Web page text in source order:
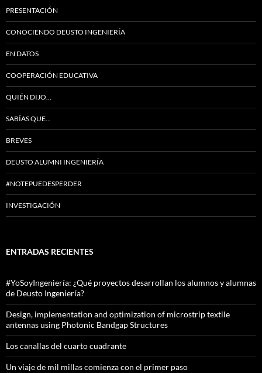
PRESENTACIÓN
CONOCIENDO DEUSTO INGENIERÍA
EN DATOS
COOPERACIÓN EDUCATIVA
QUIÉN DIJO…
SABÍAS QUE…
BREVES
DEUSTO ALUMNI INGENIERÍA
#NOTEPUEDESPERDER
INVESTIGACIÓN
ENTRADAS RECIENTES
#YoSoyIngeniería: ¿Qué proyectos desarrollan los alumnos y alumnas
de Deusto Ingeniería?
Design, implementation and optimization of microstrip textile
antennas using Photonic Bandgap Structures
Los canallas del cuarto cuadrante
Un viaje de mil millas comienza con el primer paso